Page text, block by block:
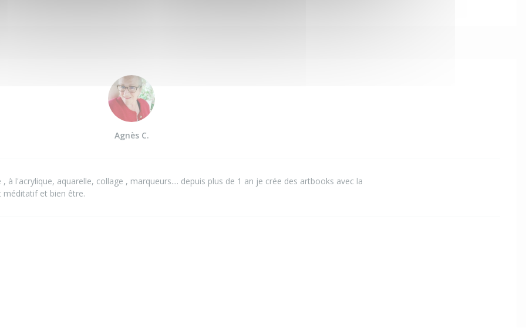
Agnès C.
, à l'acrylique, aquarelle, collage , marqueurs.... depuis plus de 1 an je crée des artbooks avec la
méditatif et bien être.